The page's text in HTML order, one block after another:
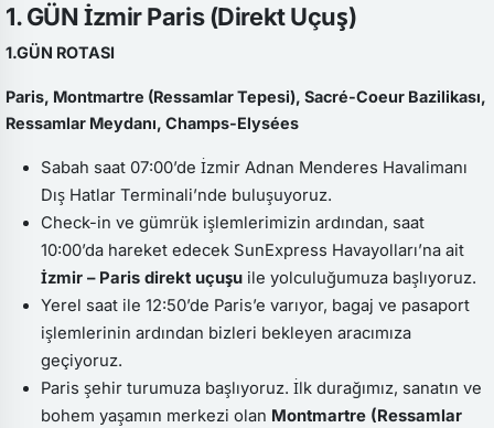
1. GÜN İzmir Paris (Direkt Uçuş)
1.GÜN ROTASI
Paris, Montmartre (Ressamlar Tepesi), Sacré-Coeur Bazilikası,
Ressamlar Meydanı, Champs-Elysées
Sabah saat 07:00’de İzmir Adnan Menderes Havalimanı
Dış Hatlar Terminali’nde buluşuyoruz.
Check-in ve gümrük işlemlerimizin ardından, saat
10:00’da hareket edecek SunExpress Havayolları’na ait
İzmir – Paris direkt uçuşu ile yolculuğumuza başlıyoruz.
Yerel saat ile 12:50’de Paris’e varıyor, bagaj ve pasaport
işlemlerinin ardından bizleri bekleyen aracımıza
geçiyoruz.
Paris şehir turumuza başlıyoruz. İlk durağımız, sanatın ve
bohem yaşamın merkezi olan Montmartre (Ressamlar